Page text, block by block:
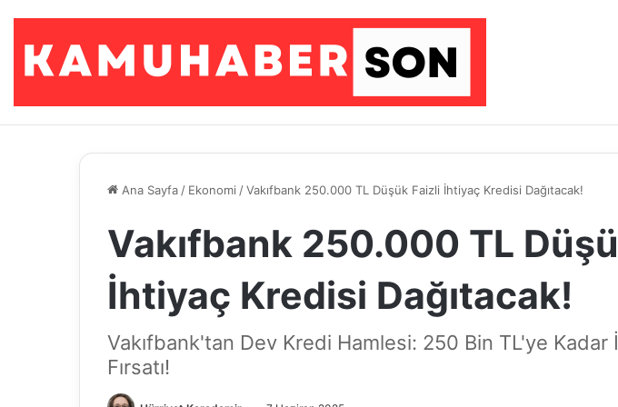
Ana Sayfa / Ekonomi /Vakıfbank 250.000 TL Düşük Faizli İhtiyaç Kredisi Dağıtacak!
Vakıfbank 250.000 TL
İhtiyaç Kredisi Dağıtacak!
Vakıfbank'tan Dev Kredi Hamlesi: 250 Bin TL'ye Kadar
Fırsatı!